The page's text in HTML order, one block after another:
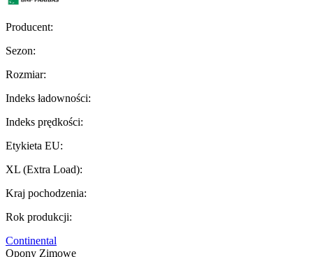
Producent:
Sezon:
Rozmiar:
Indeks ładowności:
Indeks prędkości:
Etykieta EU:
XL (Extra Load):
Kraj pochodzenia:
Rok produkcji:
Continental
Opony Zimowe